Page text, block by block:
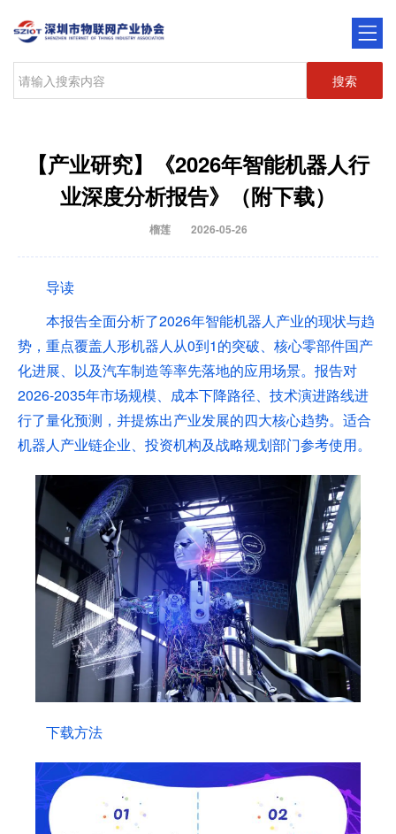
搜索
【产业研究】《2026年智能机器人行
业深度分析报告》（附下载）
榴莲 2026-05-26
导读
本报告全面分析了2026年智能机器人产业的现状与趋
势，重点覆盖人形机器人从0到1的突破、核心零部件国产
化进展、以及汽车制造等率先落地的应用场景。报告对
2026-2035年市场规模、成本下降路径、技术演进路线进
行了量化预测，并提炼出产业发展的四大核心趋势。 适合
机器人产业链企业、投资机构及战略规划部门参考使用。
下载方法